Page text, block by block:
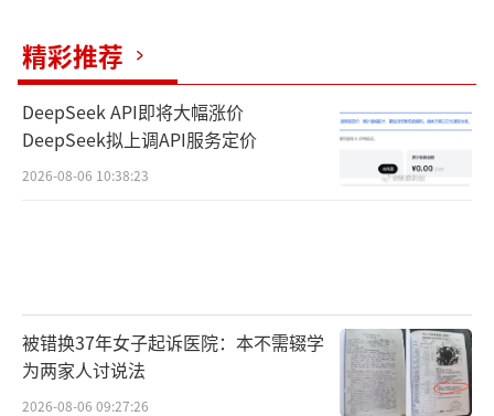
精彩推荐
DeepSeek API即将大幅涨价
DeepSeek拟上调API服务定价
2026-08-06 10:38:23
被错换37年女子起诉医院：本不需辍学
为两家人讨说法
2026-08-06 09:27:26